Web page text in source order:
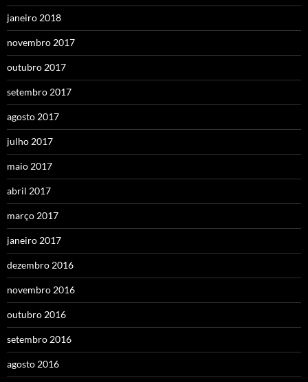
janeiro 2018
novembro 2017
outubro 2017
setembro 2017
agosto 2017
julho 2017
maio 2017
abril 2017
março 2017
janeiro 2017
dezembro 2016
novembro 2016
outubro 2016
setembro 2016
agosto 2016